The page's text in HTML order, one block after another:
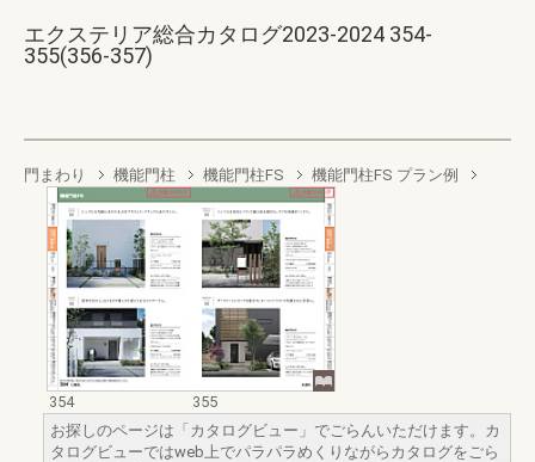
エクステリア総合カタログ2023-2024 354-
355(356-357)
門まわり 機能門柱 機能門柱FS 機能門柱FS プラン例
354
355
お探しのページは「カタログビュー」でごらんいただけます。カ
タログビューではweb上でパラパラめくりながらカタログをごら